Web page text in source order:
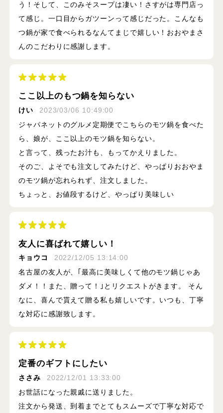
う！そして、このみそスープは凄い！さすがは専門店っ
て感じ。一口目からガツーンって感じだった。こんなも
つ鍋が家で食べられるなんてまじで嬉しい！おおやまさ
んのこだわりに感謝します。
ここ以上のもつ鍋を知らない
けい
2023/03/06 10:49:00
ジャパネットのグルメ定期便でこちらのモツ鍋を食べた
ら、娘が、ここ以上のモツ鍋を知らない。
と言って、残ったお汁も、もってかえりました。
そのご、よそでも注文してみたけど、やっぱりおおやま
のモツ鍋が忘れられず、注文しました。
ちょっと、お値段するけど、やっぱり美味しい
友人に喜ばれて嬉しい！
キョウコ
2022/12/05 13:14:00
名古屋の友人が、｢最高に美味しくて他のモツ鍋じゃあ
ダメ！！また、贈って！｣とリクエストがきます。 そん
なに、喜んで貰えて贈る私も嬉しいです。いつも、丁寧
な対応に感謝致します。
定番のギフトにしたい
ささみ
2022/12/01 13:33:00
お世話になった親戚に送りました。
注文から発送、到着までとてもスムーズで丁寧な対応で